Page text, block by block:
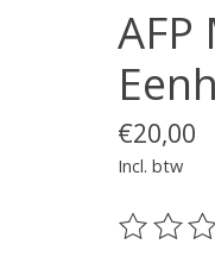
AFP
€20,00
Incl. btw
De